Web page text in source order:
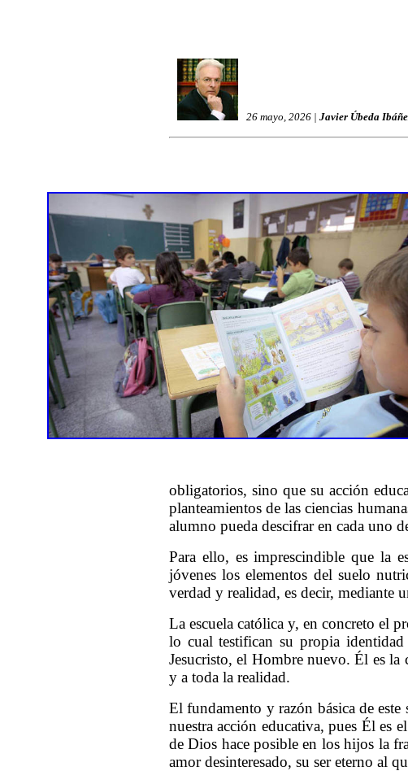
26 mayo, 2026 | Javier Úbeda
obligatorios, sino que su acción
planteamientos de las ciencias
alumno pueda descifrar en cada uno
Para ello, es imprescindible que la
jóvenes los elementos del suelo
verdad y realidad, es decir, mediante
La escuela católica y, en concreto el
lo cual testifican su propia
Jesucristo, el Hombre nuevo. Él es
y a toda la realidad.
El fundamento y razón básica de
nuestra acción educativa, pues Él es
de Dios hace posible en los hijos la
amor desinteresado, su ser eterno al